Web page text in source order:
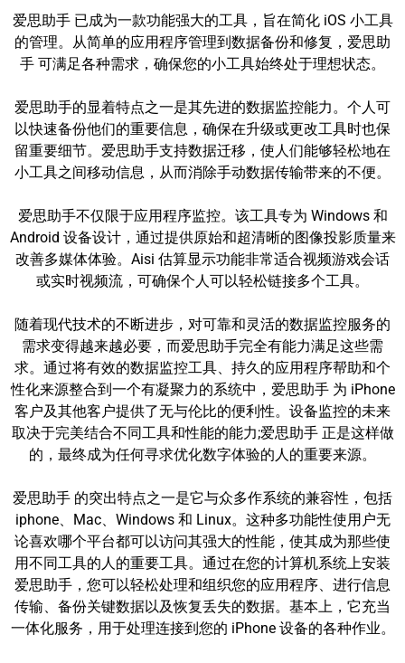
爱思助手 已成为一款功能强大的工具，旨在简化 iOS 小工具
的管理。从简单的应用程序管理到数据备份和修复，爱思助
手 可满足各种需求，确保您的小工具始终处于理想状态。
爱思助手的显着特点之一是其先进的数据监控能力。个人可
以快速备份他们的重要信息，确保在升级或更改工具时也保
留重要细节。爱思助手支持数据迁移，使人们能够轻松地在
小工具之间移动信息，从而消除手动数据传输带来的不便。
爱思助手不仅限于应用程序监控。该工具专为 Windows 和
Android 设备设计，通过提供原始和超清晰的图像投影质量来
改善多媒体体验。Aisi 估算显示功能非常适合视频游戏会话
或实时视频流，可确保个人可以轻松链接多个工具。
随着现代技术的不断进步，对可靠和灵活的数据监控服务的
需求变得越来越必要，而爱思助手完全有能力满足这些需
求。通过将有效的数据监控工具、持久的应用程序帮助和个
性化来源整合到一个有凝聚力的系统中，爱思助手 为 iPhone
客户及其他客户提供了无与伦比的便利性。设备监控的未来
取决于完美结合不同工具和性能的能力;爱思助手 正是这样做
的，最终成为任何寻求优化数字体验的人的重要来源。
爱思助手 的突出特点之一是它与众多作系统的兼容性，包括
iphone、Mac、Windows 和 Linux。这种多功能性使用户无
论喜欢哪个平台都可以访问其强大的性能，使其成为那些使
用不同工具的人的重要工具。通过在您的计算机系统上安装
爱思助手，您可以轻松处理和组织您的应用程序、进行信息
传输、备份关键数据以及恢复丢失的数据。基本上，它充当
一体化服务，用于处理连接到您的 iPhone 设备的各种作业。